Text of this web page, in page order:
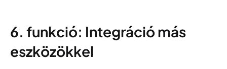
6. funkció: Integráció más
eszközökkel